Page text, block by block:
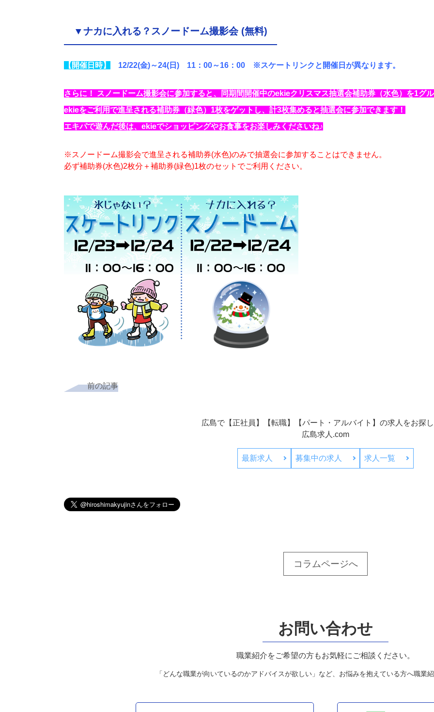
▼ナカに入れる？スノードーム撮影会 (無料)
【開催日時】 12/22(金)～24(日) 11：00～16：00 ※スケートリンクと開催日が異なります。
さらに！
スノードーム撮影会に参加すると、同期間開催中のekieクリスマス抽選会補助券（水色）を1グ
ekieをご利用で進呈される補助券（緑色）1枚をゲットし、計3枚集めると抽選会に参加できます！
エキパで遊んだ後は、ekieでショッピングやお食事をお楽しみくださいね♪
※スノードーム撮影会で進呈される補助券(水色)のみで抽選会に参加することはできません。
必ず補助券(水色)2枚分＋補助券(緑色)1枚のセットでご利用ください。
前の記事
広島で【正社員】【転職】【パート・アルバイト】の求人をお探
広島求人.com
最新求人 募集中の求人 求人一覧
コラムページへ
お問い合わせ
職業紹介をご希望の方もお気軽にご相談ください。
「どんな職業が向いているのかアドバイスが欲しい」など、お悩みを抱えている方へ職業